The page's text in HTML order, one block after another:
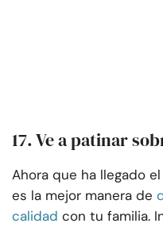
17. Ve a patinar
Ahora que ha llegado
es la mejor manera de
calidad con tu familia.